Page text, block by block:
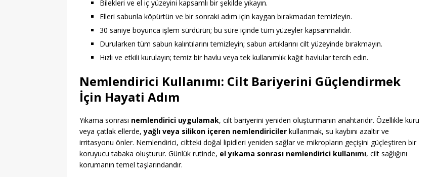
Bilekleri ve el iç yüzeyini kapsamlı bir şekilde yıkayın.
Elleri sabunla köpürtün ve bir sonraki adım için kaygan bırakmadan temizleyin.
30 saniye boyunca işlem sürdürün; bu süre içinde tüm yüzeyler kapsanmalıdır.
Durularken tüm sabun kalıntılarını temizleyin; sabun artıklarını cilt yüzeyinde bırakmayın.
Hızlı ve etkili kurulayın; temiz bir havlu veya tek kullanımlık kağıt havlular tercih edin.
Nemlendirici Kullanımı: Cilt Bariyerini Güçlendirmek
İçin Hayati Adım
Yıkama sonrası nemlendirici uygulamak, cilt bariyerini yeniden oluşturmanın anahtarıdır. Özellikle kuru
veya çatlak ellerde,yağlı veya silikon içeren nemlendiriciler kullanmak, su kaybını azaltır ve
irritasyonu önler. Nemlendirici, ciltteki doğal lipidleri yeniden sağlar ve mikropların geçişini güçleştiren bir
koruyucu tabaka oluşturur. Günlük rutinde, el yıkama sonrası nemlendirici kullanımı, cilt sağlığını
korumanın temel taşlarındandır.